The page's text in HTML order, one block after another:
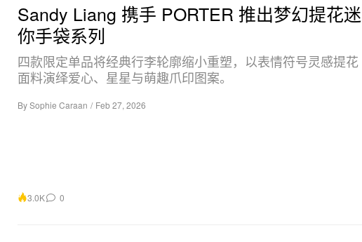
Sandy Liang 携手 PORTER 推出梦幻提花迷
你手袋系列
四款限定单品将经典行李轮廓缩小重塑，以表情符号灵感提花
面料演绎爱心、星星与萌趣爪印图案。
BySophie Caraan / Feb 27, 2026
3.0K 0